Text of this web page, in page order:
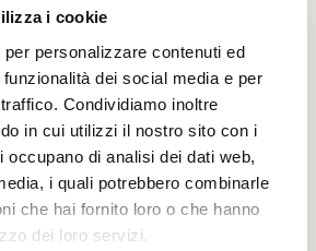
i cookie
personalizzare contenuti ed
dei social media e per
Condividiamo inoltre
in cui utilizzi il nostro sito con i
occupano di analisi dei dati web,
i quali potrebbero combinarle
che hai fornito loro o che hanno
dei loro servizi.
di colore. Il verdetto
86,9 milioni di dollari. Ad
storico da Hauser & Wirth tra
di Art Basel, l’edizione
a Basilea –No.6/Sienna
del 1962 (prezzo
richiesta, ma era già